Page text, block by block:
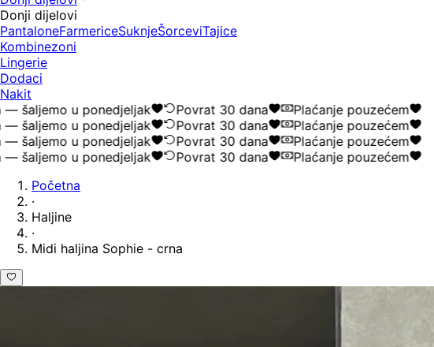
Donji dijelovi
PantaloneFarmericeSuknjeŠorceviTajice
Kombinezoni
Lingerie
Dodaci
Nakit
u ponedjeljak
Povrat 30 dana
Plaćanje pouzećem
u ponedjeljak
Povrat 30 dana
Plaćanje pouzećem
u ponedjeljak
Povrat 30 dana
Plaćanje pouzećem
u ponedjeljak
Povrat 30 dana
Plaćanje pouzećem
Početna
·
Haljine
·
Midi haljina Sophie - crna